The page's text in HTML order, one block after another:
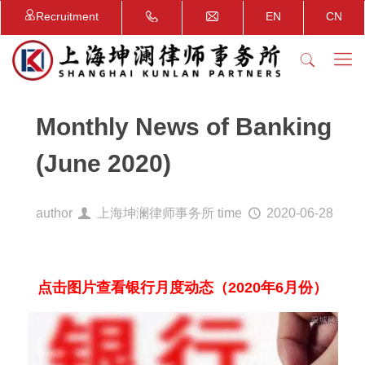
Recruitment EN CN
Monthly News of Banking
(June 2020)
author 上海坤澜律师事务所 time 2020-06-28
点击图片查看银行月度动态（2020年6月份）